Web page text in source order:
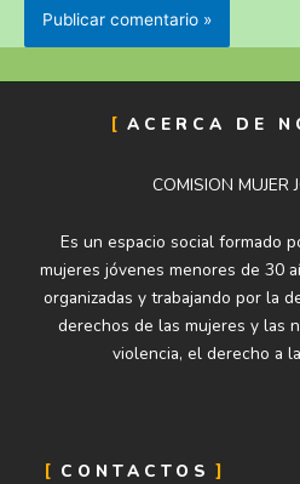
ACERCA DE
COMISION MUJER
Es un espacio social formado
mujeres jóvenes menores de 30
organizadas y trabajando por la
derechos de las mujeres y las
violencia, el derecho a
CONTACTOS